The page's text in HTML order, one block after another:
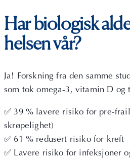
Har biologisk
helsen vår?
Ja! Forskning fra den samme
som tok omega-3, vitamin D og
✅ 39 % lavere risiko for pre-
skrøpelighet)
✅ 61 % redusert risiko for kreft
✅ Lavere risiko for infeksjoner